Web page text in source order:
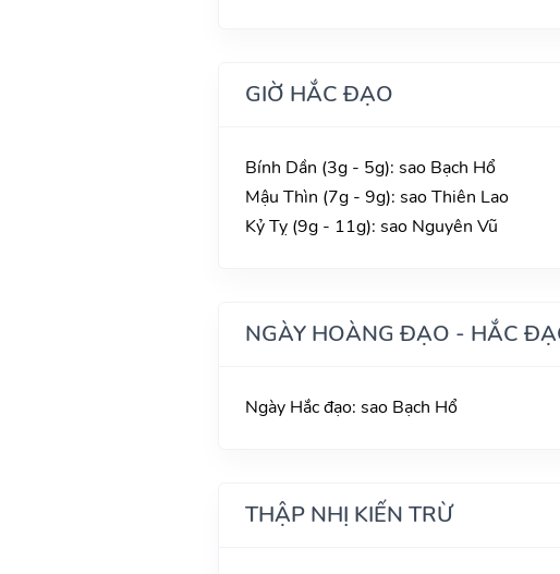
GIỜ HẮC ĐẠO
Bính Dần (3g - 5g): sao Bạch Hổ
Mậu Thìn (7g - 9g): sao Thiên Lao
Kỷ Tỵ (9g - 11g): sao Nguyên Vũ
NGÀY HOÀNG ĐẠO - HẮC
Ngày Hắc đạo: sao Bạch Hổ
THẬP NHỊ KIẾN TRỪ